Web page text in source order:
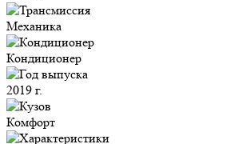
Механика
Кондиционер
2019 г.
Комфорт